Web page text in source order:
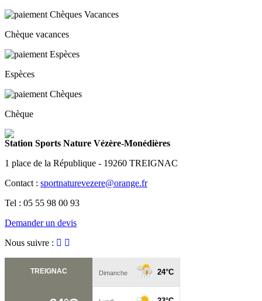
Chèque vacances
Espèces
Chèque
Station Sports Nature Vézère-Monédières
1 place de la République - 19260 TREIGNAC
Contact : sportnaturevezere@orange.fr
Tel : 05 55 98 00 93
Demander un devis
Nous suivre :